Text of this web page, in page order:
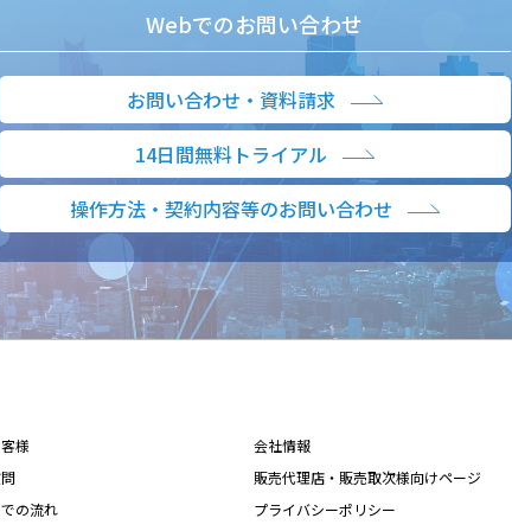
Webでのお問い合わせ
お問い合わせ・資料請求
14日間無料トライアル
操作方法・契約内容等のお問い合わせ
様
の流れ
会社情報
販売代理店・販売取次様向けページ
プライバシーポリシー